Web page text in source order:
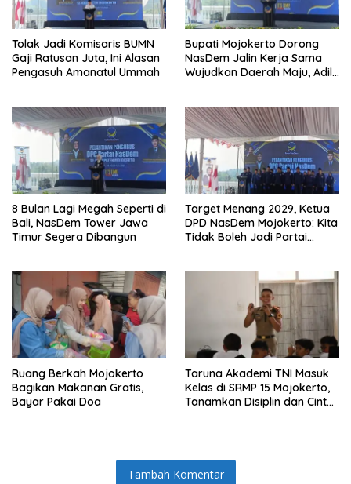
Tolak Jadi Komisaris BUMN
Gaji Ratusan Juta, Ini Alasan
Pengasuh Amanatul Ummah
Bupati Mojokerto Dorong
NasDem Jalin Kerja Sama
Wujudkan Daerah Maju, Adil,
8 Bulan Lagi Megah Seperti di
Bali, NasDem Tower Jawa
Timur Segera Dibangun
Target Menang 2029, Ketua
DPD NasDem Mojokerto: Kita
Tidak Boleh Jadi Partai
Ruang Berkah Mojokerto
Bagikan Makanan Gratis,
Bayar Pakai Doa
Taruna Akademi TNI Masuk
Kelas di SRMP 15 Mojokerto,
Tanamkan Disiplin dan Cinta
Tambah Komentar